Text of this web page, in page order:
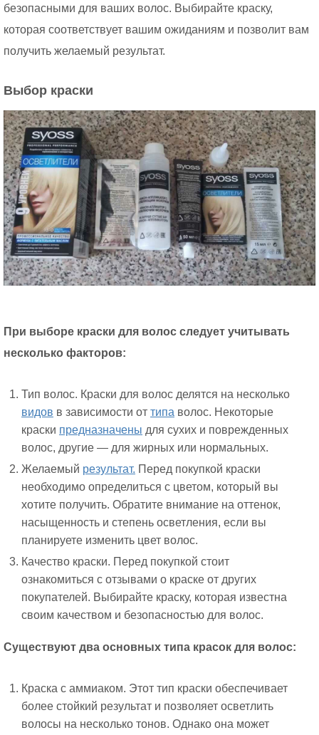
безопасными для ваших волос. Выбирайте краску,
которая соответствует вашим ожиданиям и позволит вам
получить желаемый результат.
Выбор краски
При выборе краски для волос следует учитывать
несколько факторов:
Тип волос. Краски для волос делятся на несколько
видов в зависимости от типа волос. Некоторые
краски предназначены для сухих и поврежденных
волос, другие — для жирных или нормальных.
Желаемый результат. Перед покупкой краски
необходимо определиться с цветом, который вы
хотите получить. Обратите внимание на оттенок,
насыщенность и степень осветления, если вы
планируете изменить цвет волос.
Качество краски. Перед покупкой стоит
ознакомиться с отзывами о краске от других
покупателей. Выбирайте краску, которая известна
своим качеством и безопасностью для волос.
Существуют два основных типа красок для волос:
Краска с аммиаком. Этот тип краски обеспечивает
более стойкий результат и позволяет осветлить
волосы на несколько тонов. Однако она может